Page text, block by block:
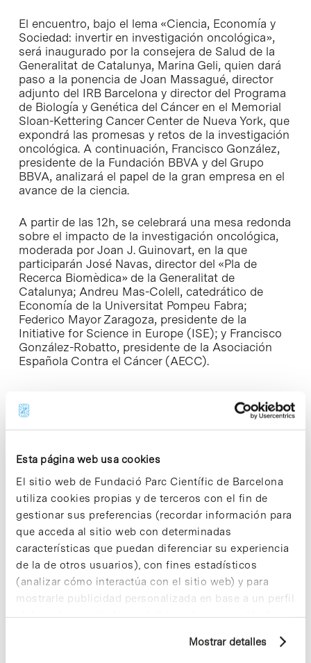
Esta página web usa cookies
El sitio web de Fundació Parc Científic de Barcelona
utiliza cookies propias y de terceros con el fin de
gestionar sus preferencias (recordar información para
que acceda al sitio web con determinadas
características que puedan diferenciar su experiencia
de la de otros usuarios), con fines estadísticos
(analizar cómo interactúa con el sitio web) y para
mostrarle publicidad personalizada en base a un perfil
elaborado a partir de sus hábitos de navegación (por
información sobre las cookies puede consultar
Mostrar detalles
El encuentro, bajo el lema «Ciencia, Economía y
Sociedad: invertir en investigación oncológica»,
será inaugurado por la consejera de Salud de la
Generalitat de Catalunya, Marina Geli, quien dará
paso a la ponencia de Joan Massagué, director
adjunto del IRB Barcelona y director del Programa
de Biología y Genética del Cáncer en el Memorial
Sloan-Kettering Cancer Center de Nueva York, que
expondrá las promesas y retos de la investigación
oncológica. A continuación, Francisco González,
presidente de la Fundación BBVA y del Grupo
BBVA, analizará el papel de la gran empresa en el
avance de la ciencia.
A partir de las 12h, se celebrará una mesa redonda
sobre el impacto de la investigación oncológica,
moderada por Joan J. Guinovart, en la que
participarán José Navas, director del «Pla de
Recerca Biomèdica» de la Generalitat de
Catalunya; Andreu Mas-Colell, catedrático de
Economía de la Universitat Pompeu Fabra;
Federico Mayor Zaragoza, presidente de la
Initiative for Science in Europe (ISE); y Francisco
González-Robatto, presidente de la Asociación
Española Contra el Cáncer (AECC).
Noticias más vistas
Los proyectos colectivos son
enriquecedores. ¡Participa y haz